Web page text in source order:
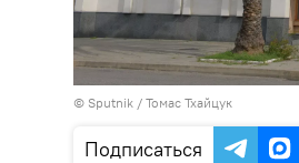
© Sputnik / Томас Тхайцук
Подписаться